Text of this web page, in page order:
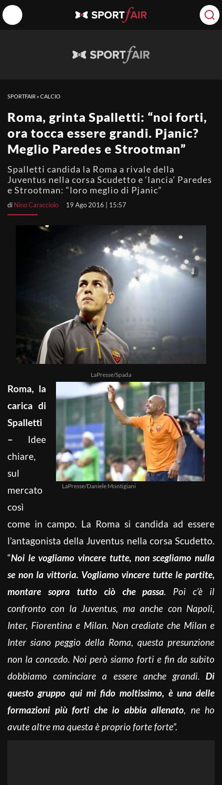
SPORTFAIR »CALCIO
Roma, grinta Spalletti: “noi forti,
ora tocca essere grandi. Pjanic?
Meglio Paredes e Strootman”
Spalletti candida la Roma a rivale della
Juventus nella corsa Scudetto e ‘lancia’ Paredes
e Strootman: “loro meglio di Pjanic”
di Nino Caracciolo 19 Ago 2016 | 15:57
LaPresse/Spada
LaPresse/Daniele Montigiani
Roma, la
carica di
Spalletti
– Idee
chiare,
sul
mercato
così
come in campo. La Roma si candida ad essere
l’antagonista della Juventus nella corsa Scudetto.
“Noi le vogliamo vincere tutte, non scegliamo nulla
se non la vittoria. Vogliamo vincere tutte le partite,
montare sopra tutto ciò che passa. Poi c’è il
confronto con la Juventus, ma anche con Napoli,
Inter, Fiorentina e Milan. Non crediate che Milan e
Inter siano peggio della Roma, questa presunzione
non la concedo. Noi però siamo forti e fin da subito
dobbiamo cominciare a essere anche grandi. Di
questo gruppo qui mi fido moltissimo, è una delle
formazioni più forti che io abbia allenato, ne ho
avute altre ma questa è proprio forte forte”.